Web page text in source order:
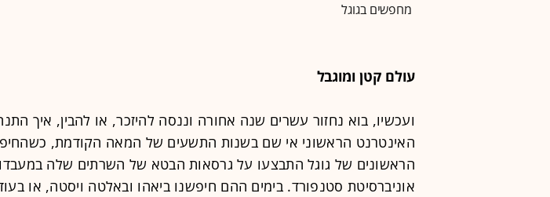
מחפשים בגוגל
עולם קטן ומוגבל
ועכשיו, בוא נחזור עשרים שנה אחורה וננסה להיזכר, או להבין, איך
האינטרנט הראשוני אי שם בשנות התשעים של המאה הקודמת,
הראשונים של גוגל התבצעו על גרסאות הבטא של השרתים שלה
אוניברסיטת סטנפורד. בימים ההם חיפשנו ביאהו ובאלטה ויסטה, או